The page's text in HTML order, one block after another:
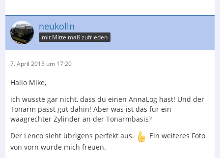
neukolln
mit Mittelmaß zufrieden
7. April 2013 um 17:20
Hallo Mike,
ich wusste gar nicht, dass du einen AnnaLog hast! Und der
Tonarm passt gut dahin! Aber was ist das für ein
waagrechter Zylinder an der Tonarmbasis?
Der Lenco sieht übrigens perfekt aus.
Ein weiteres Foto
von vorn würde mich freuen.